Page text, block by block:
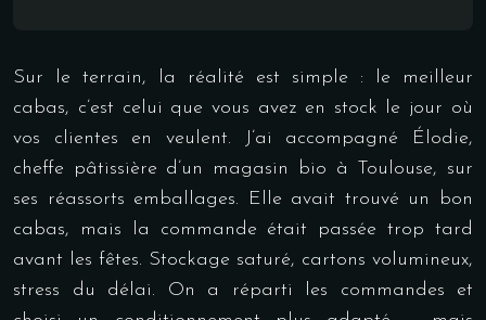
Sur le terrain, la réalité est simple : le meilleur
cabas, c’est celui que vous avez en stock le jour où
vos clientes en veulent. J’ai accompagné Élodie,
cheffe pâtissière d’un magasin bio à Toulouse, sur
ses réassorts emballages. Elle avait trouvé un bon
cabas, mais la commande était passée trop tard
avant les fêtes. Stockage saturé, cartons volumineux,
stress du délai. On a réparti les commandes et